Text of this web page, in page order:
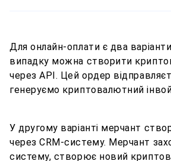
Для онлайн-оплати є два
випадку можна створити
через API. Цей ордер
генеруємо криптовалютний
У другому варіанті мерчант
через CRM-систему. Мерчант
систему, створює новий